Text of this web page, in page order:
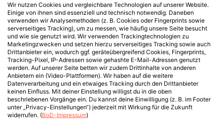
Wir nutzen Cookies und vergleichbare Technologien auf unserer Website.
Einige von ihnen sind essenziell und technisch notwendig. Daneben
verwenden wir Analysemethoden (z. B. Cookies oder Fingerprints sowie
serverseitiges Tracking), um zu messen, wie häufig unsere Seite besucht
und wie sie genutzt wird. Wir verwenden Trackingtechnologien zu
Marketingzwecken und setzen hierzu serverseitiges Tracking sowie auch
Drittanbieter ein, wodurch ggf. geräteübergreifend Cookies, Fingerprints,
Tracking-Pixel, IP-Adressen sowie gehashte E-Mail-Adressen genutzt
werden. Auf unserer Seite betten wir zudem Drittinhalte von anderen
Anbietern ein (Video-Plattformen). Wir haben auf die weitere
Datenverarbeitung und ein etwaiges Tracking durch den Drittanbieter
keinen Einfluss. Mit deiner Einstellung willigst du in die oben
beschriebenen Vorgänge ein. Du kannst deine Einwilligung (z. B. im Footer
unter „Privacy-Einstellungen“) jederzeit mit Wirkung für die Zukunft
widerrufen. (BoD-Impressum)